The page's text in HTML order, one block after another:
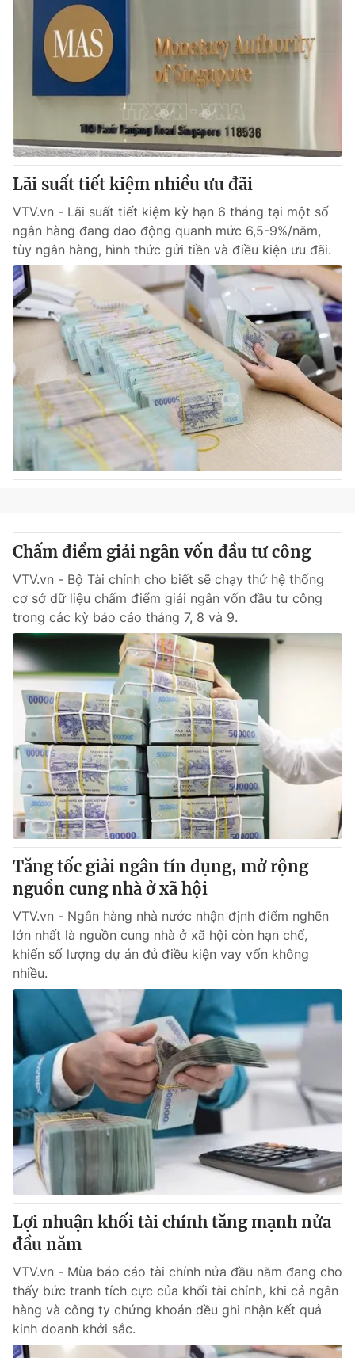
Lãi suất tiết kiệm nhiều ưu đãi
VTV.vn - Lãi suất tiết kiệm kỳ hạn 6 tháng tại một số
ngân hàng đang dao động quanh mức 6,5-9%/năm,
tùy ngân hàng, hình thức gửi tiền và điều kiện ưu đãi.
Chấm điểm giải ngân vốn đầu tư công
VTV.vn - Bộ Tài chính cho biết sẽ chạy thử hệ thống
cơ sở dữ liệu chấm điểm giải ngân vốn đầu tư công
trong các kỳ báo cáo tháng 7, 8 và 9.
Tăng tốc giải ngân tín dụng, mở rộng
nguồn cung nhà ở xã hội
VTV.vn - Ngân hàng nhà nước nhận định điểm nghẽn
lớn nhất là nguồn cung nhà ở xã hội còn hạn chế,
khiến số lượng dự án đủ điều kiện vay vốn không
nhiều.
Lợi nhuận khối tài chính tăng mạnh nửa
đầu năm
VTV.vn - Mùa báo cáo tài chính nửa đầu năm đang cho
thấy bức tranh tích cực của khối tài chính, khi cả ngân
hàng và công ty chứng khoán đều ghi nhận kết quả
kinh doanh khởi sắc.